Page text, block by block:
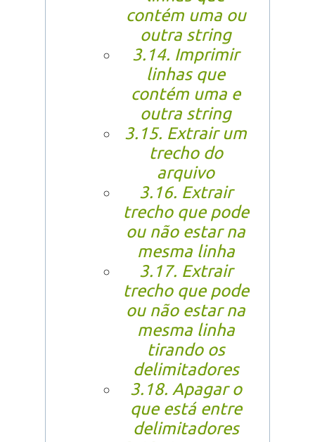
contém uma ou
outra string
3.14. Imprimir
linhas que
contém uma e
outra string
3.15. Extrair um
trecho do
arquivo
3.16. Extrair
trecho que pode
ou não estar na
mesma linha
3.17. Extrair
trecho que pode
ou não estar na
mesma linha
tirando os
delimitadores
3.18. Apagar o
que está entre
delimitadores